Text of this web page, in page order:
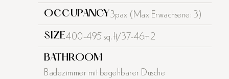
OCCUPANCY3pax (Max Erwachsene: 3)
SIZE400-495 sq. ft/37-46m2
BATHROOM
Badezimmer mit begehbarer Dusche